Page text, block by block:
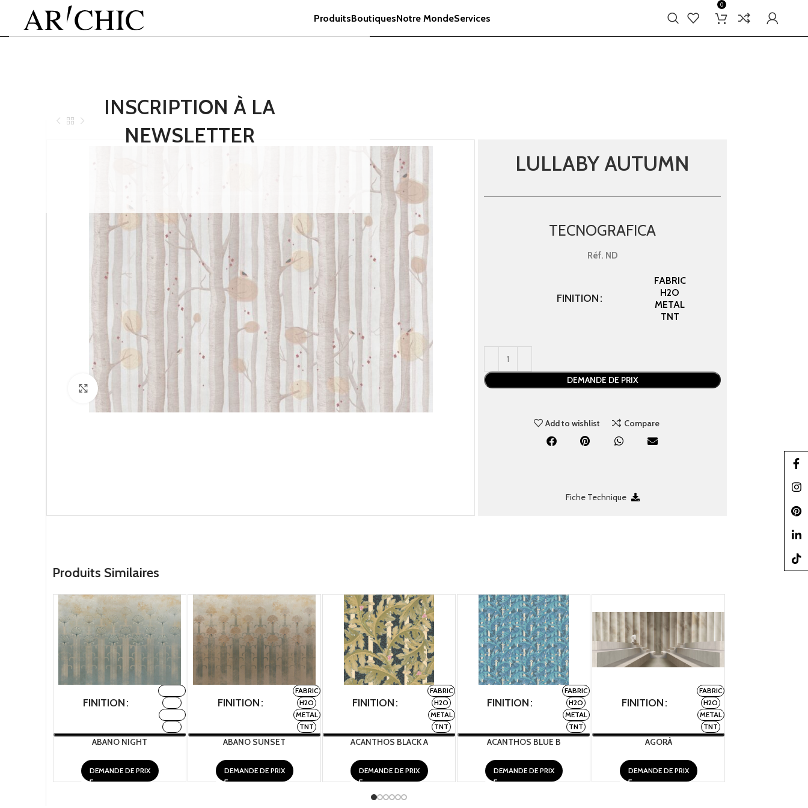
INSCRIPTION À LA
NEWSLETTER
ProduitsBoutiquesNotre MondeServices
0
Click to enlarge
LULLABY AUTUMN
TECNOGRAFICA
Réf. ND
FINITION
FABRIC
H2O
METAL
TNT
DEMANDE DE PRIX
Add to wishlist Compare
Fiche Technique
Produits Similaires
FINITION
ABANO NIGHT
DEMANDE DE PRIX
FINITION
FABRIC
H2O
METAL
TNT
ABANO SUNSET
DEMANDE DE PRIX
FINITION
FABRIC
H2O
METAL
TNT
ACANTHOS BLACK A
DEMANDE DE PRIX
FINITION
FABRIC
H2O
METAL
TNT
ACANTHOS BLUE B
DEMANDE DE PRIX
FINITION
FABRIC
H2O
METAL
TNT
AGORÀ
DEMANDE DE PRIX